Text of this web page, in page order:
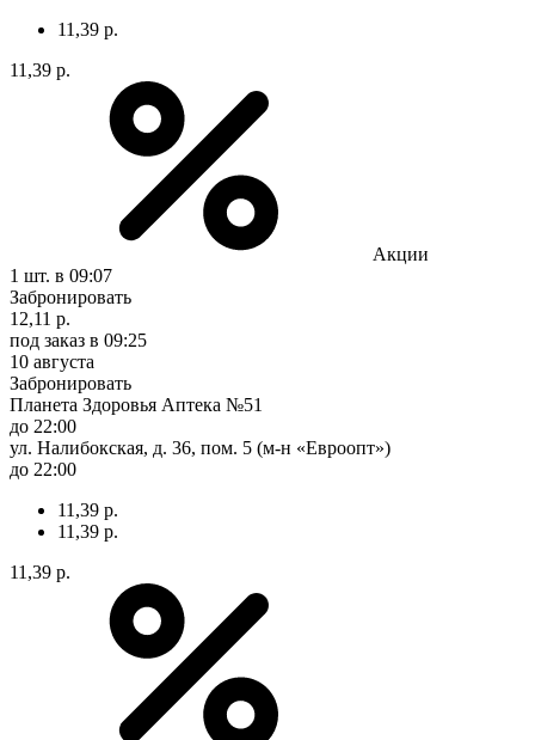
11,39 р.
11,39 р.
Акции
1 шт. в 09:07
Забронировать
12,11 р.
под заказ в 09:25
10 августа
Забронировать
Планета Здоровья Аптека №51
до 22:00
ул. Налибокская, д. 36, пом. 5 (м-н «Евроопт»)
до 22:00
11,39 р.
11,39 р.
11,39 р.